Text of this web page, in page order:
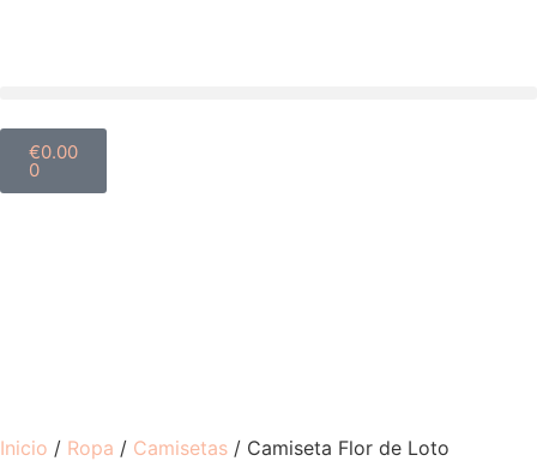
€0.00
0
Inicio / Ropa / Camisetas / Camiseta Flor de Loto